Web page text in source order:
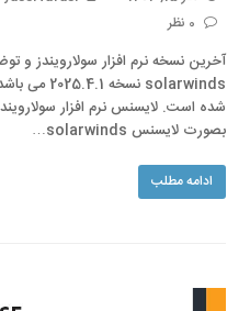
0 نظر
آخرین نسخه نرم افزار سولارویندز و
شده است. لایسنس نرم افزار
بصورت لایسنس solarwinds…
ادامه مطلب